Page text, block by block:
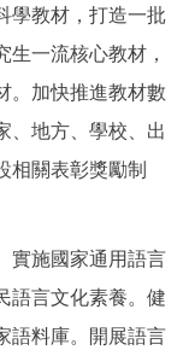
學教材，打造一批
一流核心教材，
。加快推進教材數
、地方、學校、出
相關表彰獎勵制
實施國家通用語言
語言文化素養。健
語料庫。開展語言